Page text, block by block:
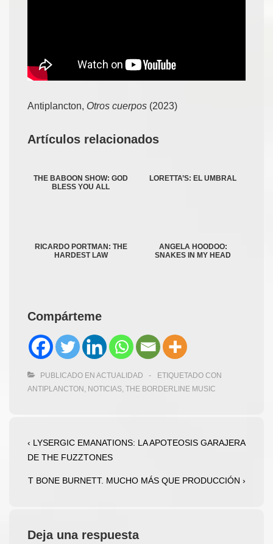
Antiplancton, Otros cuerpos (2023)
Artículos relacionados
THE BABOON SHOW: GOD
BLESS YOU ALL
LORETTA’S: EL UMBRAL
RICARDO PORTMAN: THE
HARDEST LAW
ANGELA HOODOO:
SNAKES IN MY HEAD
Compárteme
PUBLICADO EN ACTUALIDAD
ETIQUETADO CON
ANTIPLANCTON NOTICIAS THE BORDERLINE MUSIC
Navegación
de
entradas
La
entrada
es
‹ LYSERGIC EMANATIONS: LA APOTEOSIS GARAJERA
DE THE FUZZTONES
La
T BONE BURNETT. MUCHO MÁS QUE PRODUCCIÓN ›
Deja una respuesta